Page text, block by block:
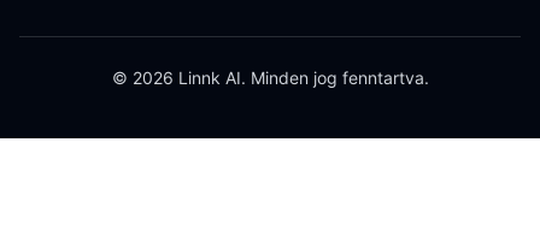
© 2026 Linnk AI. Minden jog fenntartva.